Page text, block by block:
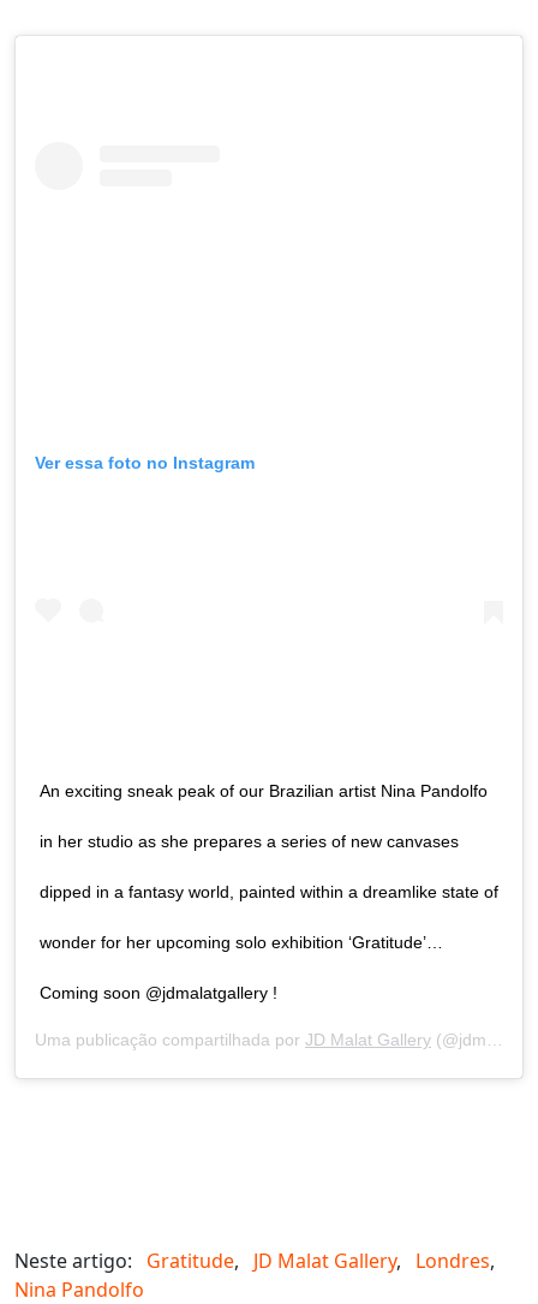
Ver essa foto no Instagram
An exciting sneak peak of our Brazilian artist Nina Pandolfo
in her studio as she prepares a series of new canvases
dipped in a fantasy world, painted within a dreamlike state of
wonder for her upcoming solo exhibition ‘Gratitude’…
Coming soon @jdmalatgallery !
Uma publicação compartilhada por JD Malat Gallery (@jdmalatgallery) em
Neste artigo: Gratitude, JD Malat Gallery, Londres,
Nina Pandolfo